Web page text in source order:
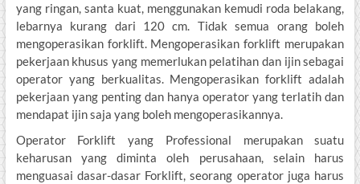
yang ringan, santa kuat, menggunakan kemudi roda belakang,
lebarnya kurang dari 120 cm. Tidak semua orang boleh
mengoperasikan forklift. Mengoperasikan forklift merupakan
pekerjaan khusus yang memerlukan pelatihan dan ijin sebagai
operator yang berkualitas. Mengoperasikan forklift adalah
pekerjaan yang penting dan hanya operator yang terlatih dan
mendapat ijin saja yang boleh mengoperasikannya.
Operator Forklift yang Professional merupakan suatu
keharusan yang diminta oleh perusahaan, selain harus
menguasai dasar-dasar Forklift, seorang operator juga harus